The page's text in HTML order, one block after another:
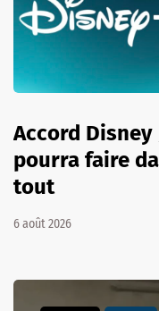
Accord
pourra faire
tout
6 août 2026